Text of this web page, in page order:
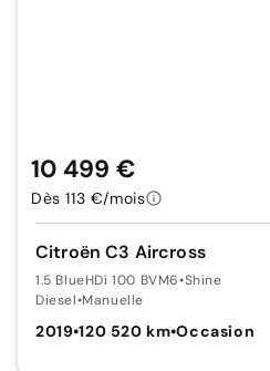
Citroën C3 Aircross
1.5 BlueHDi 100 BVM6•Shine
Diesel•Manuelle
2019•120 520 km•Occasion
10 499 €
Dès 113 €/mois